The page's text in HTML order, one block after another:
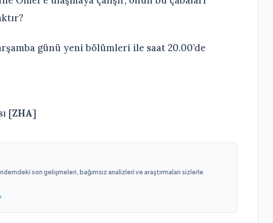
günü yeni bölümleri ile saat 20.00’de
[ZHA]
son gelişmeleri, bağımsız analizleri ve araştırmaları sizlerle